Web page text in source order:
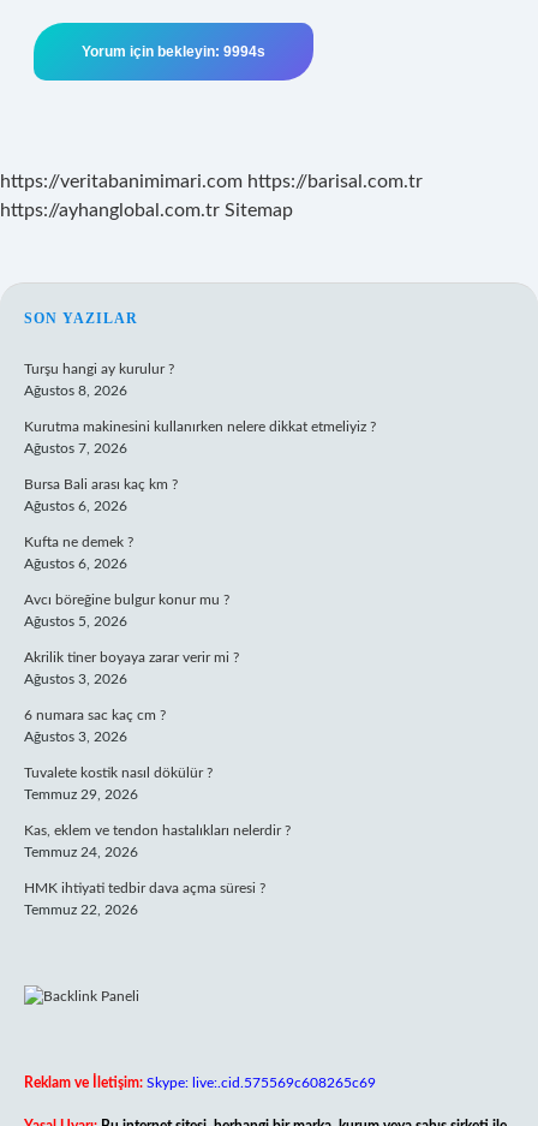
https://veritabanimimari.com https://barisal.com.tr
https://ayhanglobal.com.tr Sitemap
SIDEBAR
SON YAZILAR
Turşu hangi ay kurulur ?
Ağustos 8, 2026
Kurutma makinesini kullanırken nelere dikkat etmeliyiz ?
Ağustos 7, 2026
Bursa Bali arası kaç km ?
Ağustos 6, 2026
Kufta ne demek ?
Ağustos 6, 2026
Avcı böreğine bulgur konur mu ?
Ağustos 5, 2026
Akrilik tiner boyaya zarar verir mi ?
Ağustos 3, 2026
6 numara sac kaç cm ?
Ağustos 3, 2026
Tuvalete kostik nasıl dökülür ?
Temmuz 29, 2026
Kas, eklem ve tendon hastalıkları nelerdir ?
Temmuz 24, 2026
HMK ihtiyati tedbir dava açma süresi ?
Temmuz 22, 2026
Reklam ve İletişim: Skype: live:.cid.575569c608265c69